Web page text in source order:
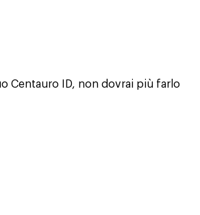
Centauro ID, non dovrai più farlo